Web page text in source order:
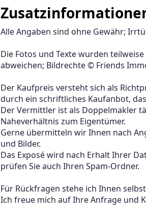
Alle Angaben sind ohne Gewähr;
Die Fotos und Texte wurden
abweichen; Bildrechte © Friends
Der Kaufpreis versteht sich als
durch ein schriftliches Kaufanbot,
Der Vermittler ist als Doppelmakler
Naheverhältnis zum Eigentümer.
Gerne übermitteln wir Ihnen nach
und Bilder.
Das Exposé wird nach Erhalt Ihrer
prüfen Sie auch Ihren Spam‑Ordner.
Für Rückfragen stehe ich Ihnen
Ich freue mich auf Ihre Anfrage und